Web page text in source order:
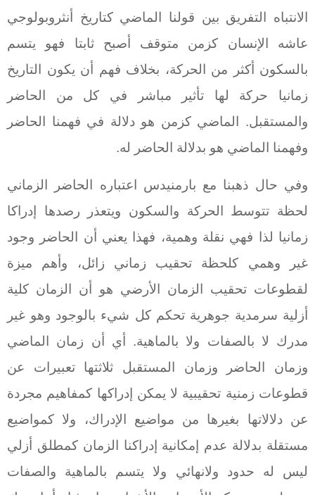
الانتباه التفريق بين قولنا الماضي كتاريخ أنثروبولوجي
عاشه الإنسان كزمن متوقف أصبح ثابتا فهو يتسم
بالسكون أكثر من الحركة، بخلاف فهم أن يكون التاريخ
زمانيا حركة لها تأثير مباشر في كل من الحاضر
والمستقبل. الماضي كزمن هو دلالة في فهمنا الحاضر
وفهمنا الماضي هو بدلالة الحاضر له.
وفي حال ذهبنا مع بارمنيدس اعتباره الحاضر الزماني
لحظة تتوسط الحركة والسكون ويتعذر رصدها إدراكا
زمانيا لذا فهي نقلة وهمية، فهذا يعني أن الحاضر وجود
غير وهمي كلحظة تحقيب زماني زائل، وأهم ميزة
لقطوعات تحقيب الزمان الأرضي هو أن الزمان كلية
أزلية سرمدية جوهرية تحكم كل شيء بالوجود وهو غير
مدرك لا بالصفات ولا بالماهية. أي أن زمان الماضي
وزمان الحاضر وزمان المستقبل ثلاثتها تعبيرات عن
قطوعات زمنية تحقيبية لا يمكن إدراكها كمفاهيم مجردة
عن دلالاتها بغيرها من مواضيع الإدراك، ولا كمواضيع
مستقلة بدلالة عدم إمكانية إدراكنا الزمان كمطلق أزلي
ليس له حدود ولانهائي ولا يتسم بالماهية والصفات